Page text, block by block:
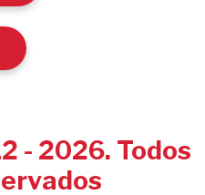
- 2026. Todos